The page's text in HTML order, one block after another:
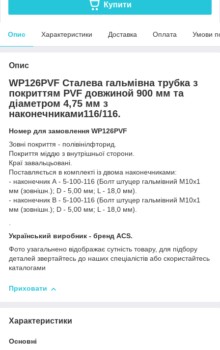
Купити
Опис Характеристики Доставка Оплата Умови
Опис
WP126PVF Сталева гальмівна трубка з
покриттям PVF довжиной 900 мм та
діаметром 4,75 мм з
наконечниками116/116.
Номер для замовлення WP126PVF
Зовні покриття - полівінілфторид.
Покриття міддю з внутрішньої сторони.
Краї завальцьовані.
Поставляється в комплекті із двома наконечниками:
- наконечник А - 5-100-116 (Болт штуцер гальмівний М10х1
мм (зовнішн.); D - 5,00 мм; L - 18,0 мм).
- наконечник В - 5-100-116 (Болт штуцер гальмівний М10х1
мм (зовнішн.); D - 5,00 мм; L - 18,0 мм).
.
Український виробник - бренд ACS.
Фото узагальнено відображає сутність товару, для підбору
деталей звертайтесь до наших спеціалістів або скористайтесь
каталогами
Приховати
Характеристики
Основні